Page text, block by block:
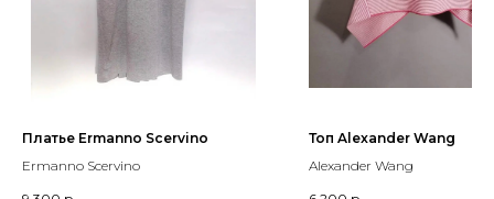
Платье Ermanno Scervino
Ermanno Scervino
Топ Alexander Wang
Alexander Wang